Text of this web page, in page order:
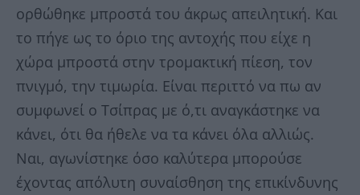
ορθώθηκε μπροστά του άκρως απειλητική. Και
το πήγε ως το όριο της αντοχής που είχε η
χώρα μπροστά στην τρομακτική πίεση, τον
πνιγμό, την τιμωρία. Είναι περιττό να πω αν
συμφωνεί ο Τσίπρας με ό,τι αναγκάστηκε να
κάνει, ότι θα ήθελε να τα κάνει όλα αλλιώς.
Ναι, αγωνίστηκε όσο καλύτερα μπορούσε
έχοντας απόλυτη συναίσθηση της επικίνδυνης